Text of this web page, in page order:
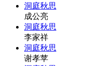
洞庭秋思
成公亮
洞庭秋思
李家祥
洞庭秋思
谢孝苹